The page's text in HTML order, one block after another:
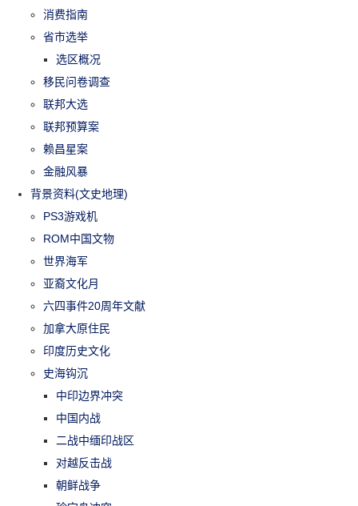
消费指南
省市选举
选区概况
移民问卷调查
联邦大选
联邦预算案
赖昌星案
金融风暴
背景资料(文史地理)
PS3游戏机
ROM中国文物
世界海军
亚裔文化月
六四事件20周年文献
加拿大原住民
印度历史文化
史海钩沉
中印边界冲突
中国内战
二战中缅印战区
对越反击战
朝鲜战争